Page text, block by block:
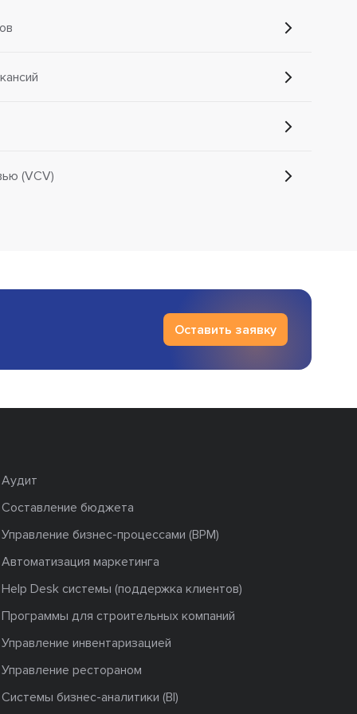
(VCV)
Оставить заявку
Аудит
Составление бюджета
Управление бизнес-процессами (BPM)
Автоматизация маркетинга
Help Desk системы (поддержка клиентов)
Программы для строительных компаний
Управление инвентаризацией
Управление рестораном
Системы бизнес-аналитики (BI)